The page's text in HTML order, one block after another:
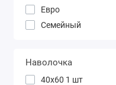
Евро
Семейный
Наволочка
40х60 1 шт